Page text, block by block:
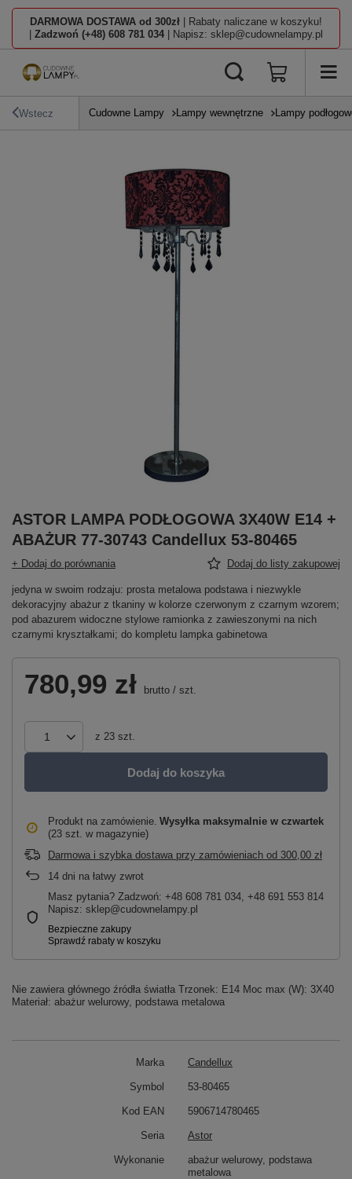
DARMOWA DOSTAWA od 300zł | Rabaty naliczane w koszyku!
Zadzwoń (+48) 608 781 034 | Napisz: sklep@cudownelampy.pl
Wstecz Cudowne Lampy Lampy wewnętrzne Lampy
ASTOR LAMPA PODŁOGOWA 3X40W E14 +
ABAŻUR 77-30743 Candellux 53-80465
+ Dodaj do porównania Dodaj do listy zakupowej
jedyna w swoim rodzaju: prosta metalowa podstawa i niezwykle
dekoracyjny abażur z tkaniny w kolorze czerwonym z czarnym wzorem;
pod abazurem widoczne stylowe ramionka z zawieszonymi na nich
czarnymi kryształkami; do kompletu lampka gabinetowa
780,99 zł brutto / szt.
z 23 szt.
Dodaj do koszyka
Produkt na zamówienie Wysyłka maksymalnie w czwartek
(23 szt. w magazynie)
Darmowa i szybka dostawa przy zamówieniach od 300,00 zł
14 dni na łatwy zwrot
Masz pytania? Zadzwoń: +48 608 781 034, +48 691 553 814
Napisz: sklep@cudownelampy.pl
Nie zawiera głównego źródła światła Trzonek: E14 Moc max (W): 3X40
Materiał: abażur welurowy, podstawa metalowa
Marka Candellux
Symbol 53-80465
Kod EAN 5906714780465
Seria Astor
Wykonanie
abażur welurowy, podstawa
metalowa